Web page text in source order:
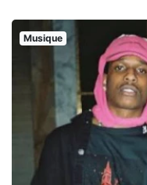
Musique